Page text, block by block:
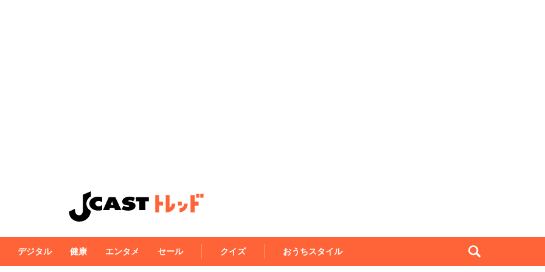
デジタル 健康 エンタメ セール クイズ おうちスタイル